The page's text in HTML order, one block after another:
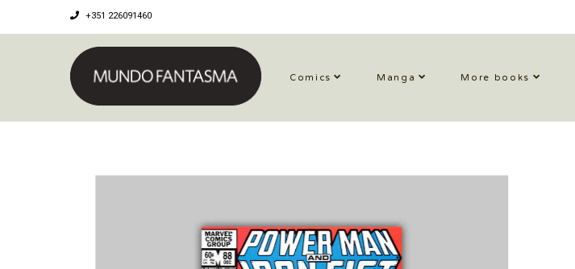
+351 226091460
Comics Manga More books